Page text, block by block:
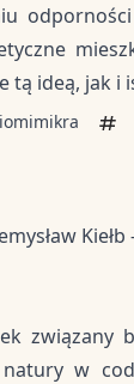
tą ideą, jak i
natury w